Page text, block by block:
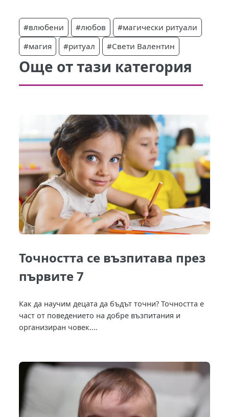
#влюбени #любов
#магически ритуали
#магия
#ритуал #Свети Валентин
Още от тази категория
Точността се възпитава през
първите 7
Как да научим децата да бъдът точни? Точността е
част от поведението на добре възпитания и
организиран човек....